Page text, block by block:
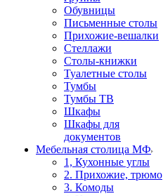
Обувницы
Письменные столы
Прихожие-вешалки
Стеллажи
Столы-книжки
Туалетные столы
Тумбы
Тумбы ТВ
Шкафы
Шкафы для
документов
Мебельная столица МФ
1, Кухонные углы
2. Прихожие, трюмо
3. Комоды